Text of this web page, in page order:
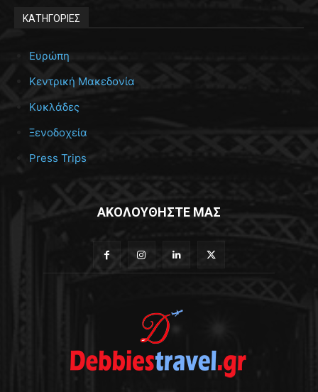
ΚΑΤΗΓΟΡΙΕΣ
Ευρώπη
Κεντρική Μακεδονία
Κυκλάδες
Ξενοδοχεία
Press Trips
ΑΚΟΛΟΥΘΗΣΤΕ ΜΑΣ